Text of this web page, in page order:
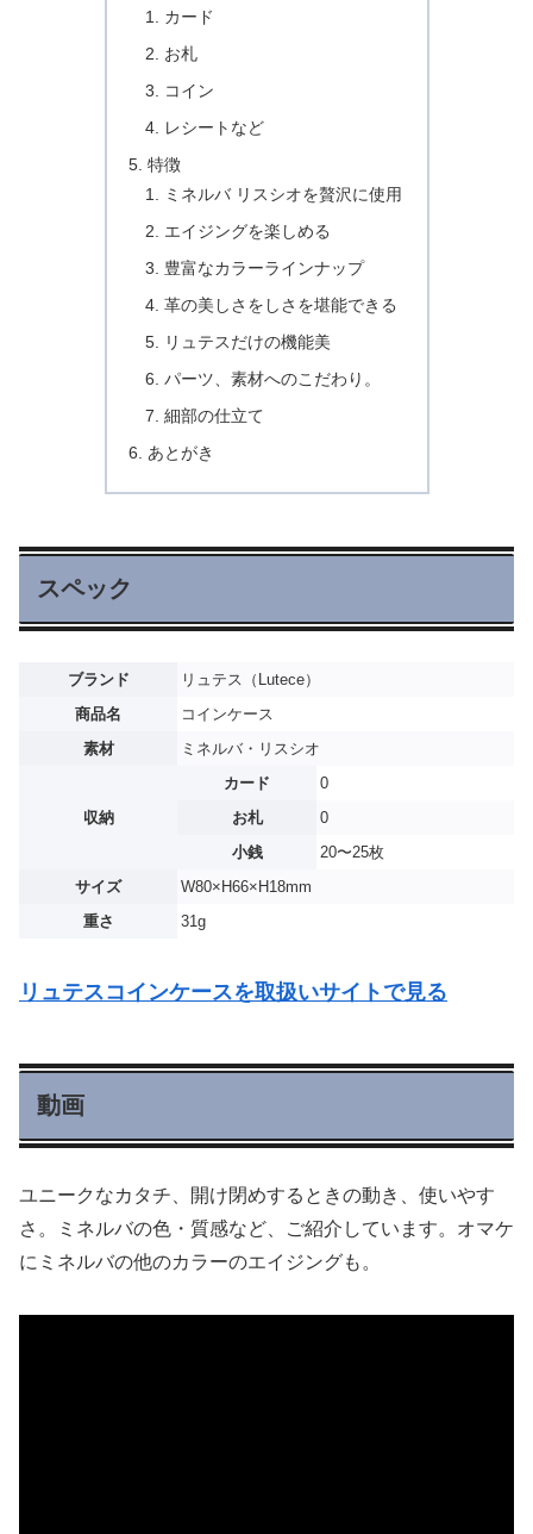
カード
お札
コイン
レシートなど
特徴
ミネルバ リスシオを贅沢に使用
エイジングを楽しめる
豊富なカラーラインナップ
革の美しさをしさを堪能できる
リュテスだけの機能美
パーツ、素材へのこだわり。
細部の仕立て
あとがき
スペック
ブランド
リュテス（Lutece）
商品名
コインケース
素材
ミネルバ・リスシオ
収納
カード
0
お札
0
小銭
20〜25枚
サイズ
W80×H66×H18mm
重さ
31g
リュテスコインケースを取扱いサイトで見る
動画
ユニークなカタチ、開け閉めするときの動き、使いやす
さ。ミネルバの色・質感など、ご紹介しています。オマケ
にミネルバの他のカラーのエイジングも。